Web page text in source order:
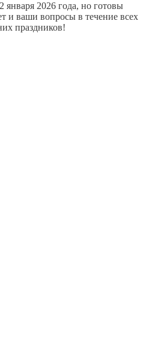
2026 года, но готовы
и ваши вопросы в течение всех
праздников!